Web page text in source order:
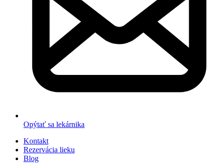
Opýtať sa lekárnika
Kontakt
Rezervácia lieku
Blog